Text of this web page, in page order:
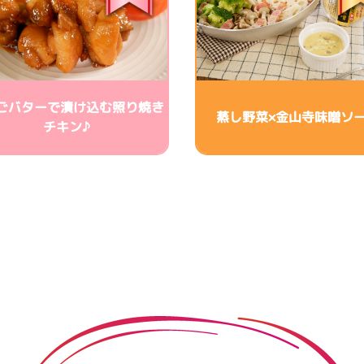
バターで漬け込む照り焼き
チキン♪
蒸し野菜×金山寺味噌ソ